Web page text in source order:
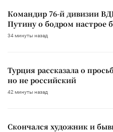
Командир 76-й дивизии
Путину о бодром настрое
34 минуты назад
Турция рассказала о
но не российский
42 минуты назад
Скончался художник и